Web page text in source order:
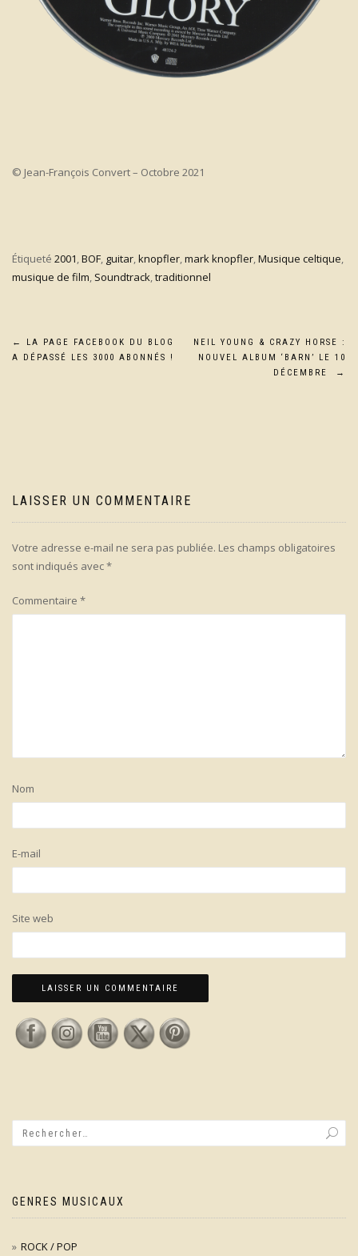
© Jean-François Convert – Octobre 2021
Étiqueté 2001,BOF, guitar,knopfler,mark knopfler,Musique celtique,
musique de film, Soundtrack,traditionnel
Navigation
←
LA PAGE FACEBOOK DU BLOG
A DÉPASSÉ LES 3000 ABONNÉS !
NEIL YOUNG & CRAZY HORSE :
NOUVEL ALBUM ‘BARN’ LE 10
DÉCEMBRE
→
LAISSER UN COMMENTAIRE
Votre adresse e-mail ne sera pas publiée. Les champs obligatoires
sont indiqués avec*
Commentaire *
Nom
E-mail
Site web
GENRES MUSICAUX
ROCK / POP